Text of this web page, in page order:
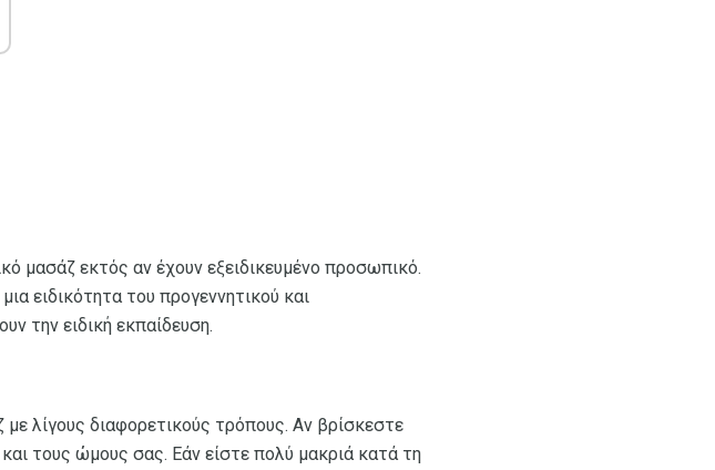
μασάζ εκτός αν έχουν εξειδικευμένο προσωπικό.
ειδικότητα του προγεννητικού και
την ειδική εκπαίδευση.
λίγους διαφορετικούς τρόπους. Αν βρίσκεστε
τους ώμους σας. Εάν είστε πολύ μακριά κατά τη